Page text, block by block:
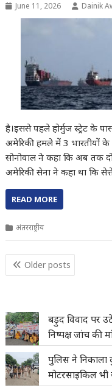
June 11, 2026 Dainik
है।इससे पहले होर्मुज स्ट्रेट के
अमेरिकी हमले में 3 भारतीयों के
सोनोवाल ने कहा कि अब तक
अमेरिकी सेना ने कहा था कि
READ MORE
अंतरराष्ट्रीय
Posts
navigation
Older posts
बड़ुद विवाद पर
निष्पक्ष जांच की
पुलिस ने
मोटरसाइकिल भी